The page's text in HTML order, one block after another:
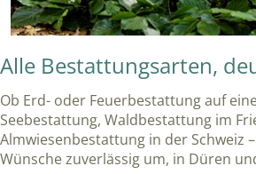
Alle Bestattungsarten,
Ob Erd- oder Feuerbestattung auf
Seebestattung, Waldbestattung im
Almwiesenbestattung in der Schweiz
Wünsche zuverlässig um, in Düren